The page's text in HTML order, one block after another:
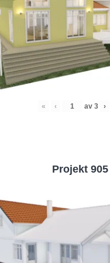
« ‹ av 3 ›
Projekt 905